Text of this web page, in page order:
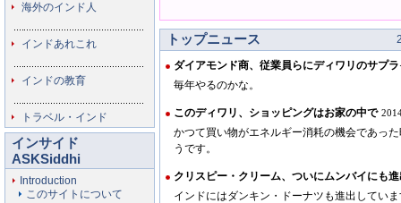
海外のインド人
インドあれこれ
インドの教育
トラベル・インド
インサイド
ASKSiddhi
Introduction
このサイトについて
トップニュース
ダイアモンド商、従業員らにディワリのサプ
毎年やるのかな。
このディワリ、ショッピングはお家の中で
かつて買い物がエネルギー消耗の機会であっ
うです。
クリスピー・クリーム、ついにムンバイにも
インドにはダンキン・ドーナツも進出してい